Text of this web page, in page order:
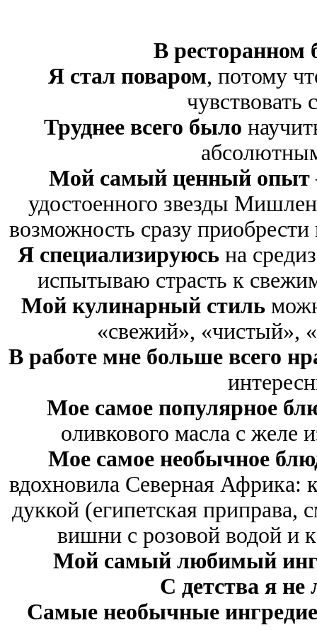
В ресторанном
Я стал поваром, потому
чувствовать
Труднее всего было
Мой самый ценный опыт
удостоенного звезды
возможность сразу
Я специализируюсь на
испытываю страсть к
Мой кулинарный стиль
«свежий», «чистый»,
В работе мне больше всего
Мое самое популярное
оливкового масла с желе
Мое самое необычное
вдохновила Северная Африка:
дуккой (египетская приправа,
вишни с розовой водой и
Мой самый любимый
С детства я
Самые необычные